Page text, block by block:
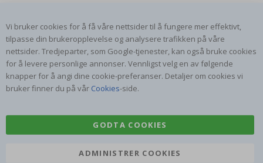
Vi bruker cookies for å få våre nettsider til å fungere mer effektivt,
tilpasse din brukeropplevelse og analysere trafikken på våre
nettsider. Tredjeparter, som Google-tjenester, kan også bruke cookies
for å levere personlige annonser. Vennligst velg en av følgende
knapper for å angi dine cookie-preferanser. Detaljer om cookies vi
bruker finner du på vår Cookies-side.
GODTA COOKIES
ADMINISTRER COOKIES